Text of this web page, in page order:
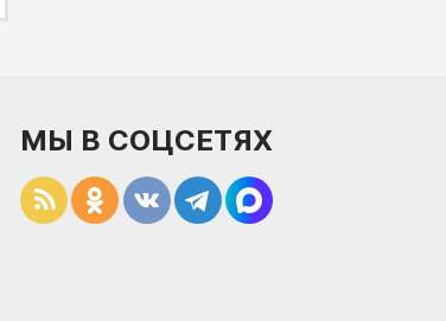
МЫ В СОЦСЕТЯХ